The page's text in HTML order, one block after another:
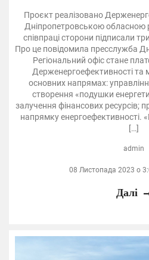
Проєкт реалізовано
Дніпропетровською
співпраці сторони підписали
Про це повідомила пресслужба
Регіональний офіс стане
Держенергоефективності та
основних напрямах:
створення «подушки
залучення фінансових ресурсів;
напрямку енергоефективності.
[…]
admin
08 Листопада 2023 о
Далі